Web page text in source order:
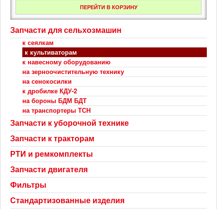
ПЕРЕЙТИ В КОРЗИНУ
Запчасти для сельхозмашин
к сеялкам
к культиваторам
к навесному оборудованию
на зерноочистительную технику
на сенокосилки
к дробилке КДУ-2
на бороны БДМ БДТ
на транспортеры ТСН
Запчасти к уборочной технике
Запчасти к тракторам
РТИ и ремкомплекты
Запчасти двигателя
Фильтры
Стандартизованные изделия